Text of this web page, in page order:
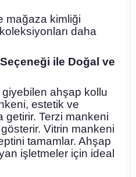
mağaza kimliği
daha
ile Doğal ve
ahşap kollu
estetik ve
getirir. Terzi mankeni
gösterir. Vitrin mankeni
tamamlar. Ahşap
işletmeler için ideal